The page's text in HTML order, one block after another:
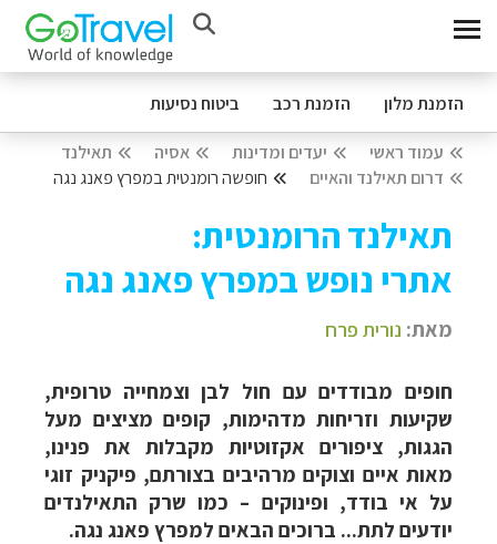
הזמנת מלון הזמנת רכב ביטוח נסיעות
עמוד ראשי יעדים ומדינות אסיה
תאילנד
דרום תאילנד והאיים
חופשה רומנטית במפרץ פאנג נגה
תאילנד הרומנטית:
אתרי נופש במפרץ פאנג נגה
מאת: נורית פרח
חופים מבודדים עם חול לבן וצמחייה טרופית,
שקיעות וזריחות מדהימות, קופים מציצים מעל
הגגות, ציפורים אקזוטיות מקבלות את פנינו,
מאות איים וצוקים מרהיבים בצורתם, פיקניק זוגי
על אי בודד, ופינוקים – כמו שרק התאילנדים
יודעים לתת... ברוכים הבאים למפרץ פאנג נגה.